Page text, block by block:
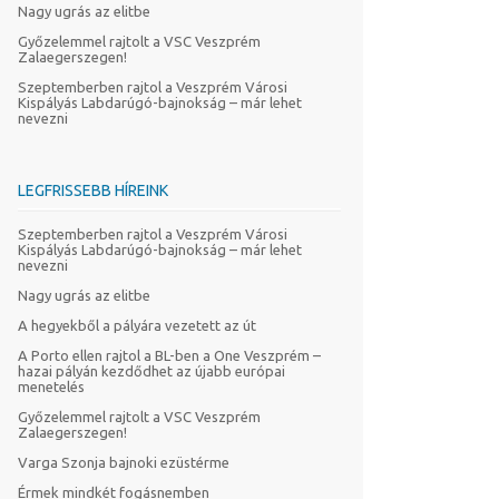
Nagy ugrás az elitbe
Győzelemmel rajtolt a VSC Veszprém
Zalaegerszegen!
Szeptemberben rajtol a Veszprém Városi
Kispályás Labdarúgó-bajnokság – már lehet
nevezni
LEGFRISSEBB HÍREINK
Szeptemberben rajtol a Veszprém Városi
Kispályás Labdarúgó-bajnokság – már lehet
nevezni
Nagy ugrás az elitbe
A hegyekből a pályára vezetett az út
A Porto ellen rajtol a BL-ben a One Veszprém –
hazai pályán kezdődhet az újabb európai
menetelés
Győzelemmel rajtolt a VSC Veszprém
Zalaegerszegen!
Varga Szonja bajnoki ezüstérme
Érmek mindkét fogásnemben